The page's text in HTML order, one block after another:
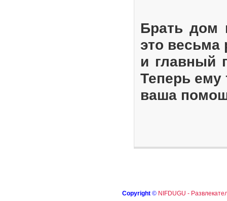
Брать дом
это весьма
и главный
Теперь ему
ваша
Copyright © NIFDUGU -